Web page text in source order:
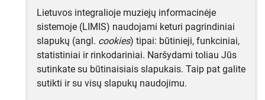
Lietuvos integralioje muziejų informacinėje
sistemoje (LIMIS) naudojami keturi pagrindiniai
slapukų (angl. cookies) tipai: būtinieji, funkciniai,
statistiniai ir rinkodariniai. Naršydami toliau Jūs
sutinkate su būtinaisiais slapukais. Taip pat galite
sutikti ir su visų slapukų naudojimu.